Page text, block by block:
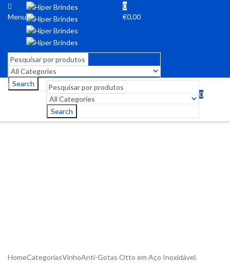
Menu
0
€0,00
Search
Search
0
HomeCategoriasVinhoAnti-Gotas Otto em Aço Inoxidável.